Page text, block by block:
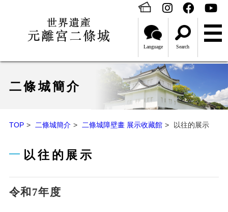
Language Search
二條城簡介
TOP 二條城簡介 二條城障壁畫 展示收藏館 以往的展示
以往的展示
令和7年度